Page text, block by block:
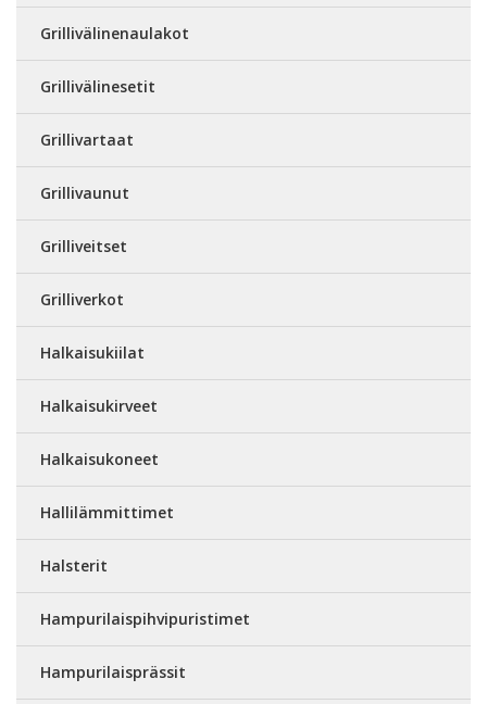
Grillivälinenaulakot
Grillivälinesetit
Grillivartaat
Grillivaunut
Grilliveitset
Grilliverkot
Halkaisukiilat
Halkaisukirveet
Halkaisukoneet
Hallilämmittimet
Halsterit
Hampurilaispihvipuristimet
Hampurilaisprässit